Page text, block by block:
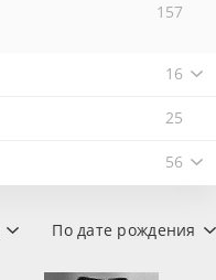
157
16
25
56
По дате рождения